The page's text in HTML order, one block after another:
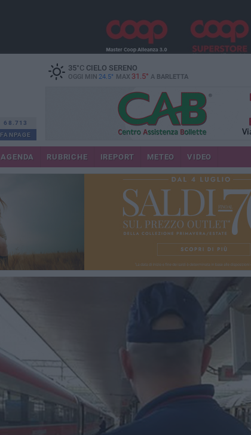
68.713
FANPAGE
35°CCIELO SERENO
OGGI MIN 24.5° MAX 31.5° A BARLETTA
AGENDA RUBRICHE IREPORT METEO VIDEO